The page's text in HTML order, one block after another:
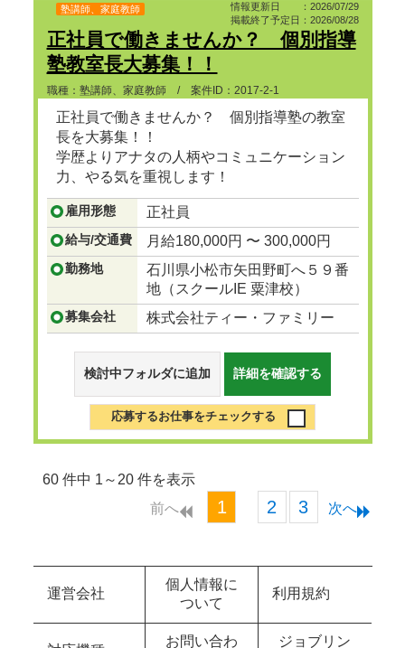
情報更新日 ：2026/07/29
掲載終了予定日：2026/08/28
塾講師、家庭教師
正社員で働きませんか？ 個別指導
塾教室長大募集！！
職種：塾講師、家庭教師 / 案件ID：2017-2-1
正社員で働きませんか？ 個別指導塾の教室
長を大募集！！
学歴よりアナタの人柄やコミュニケーション
力、やる気を重視します！
...つづきを見る
雇用形態 正社員
給与/交通費 月給180,000円 〜 300,000円
勤務地
石川県小松市矢田野町へ５９番
地（スクールIE 粟津校）
募集会社 株式会社ティー・ファミリー
検討中フォルダに追加 詳細を確認する
応募するお仕事をチェックする
60 件中 1～20 件を表示
前へ
1 2 3 次へ
運営会社
個人情報に
ついて
利用規約
お問い合わ ジョブリン